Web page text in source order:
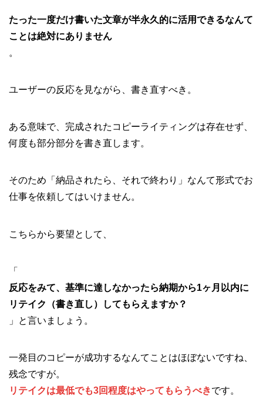
たった一度だけ書いた文章が半永久的に活用できるなんて
ことは絶対にありません
。
ユーザーの反応を見ながら、書き直すべき。
ある意味で、完成されたコピーライティングは存在せず、
何度も部分部分を書き直します。
そのため「納品されたら、それで終わり」なんて形式でお
仕事を依頼してはいけません。
こちらから要望として、
「
反応をみて、基準に達しなかったら納期から1ヶ月以内に
リテイク（書き直し）してもらえますか？
」と言いましょう。
一発目のコピーが成功するなんてことはほぼないですね、
残念ですが。
リテイクは最低でも3回程度はやってもらうべきです。